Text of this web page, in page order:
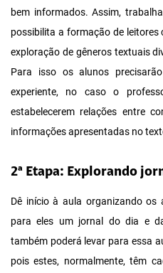
bem informados. Assim,
possibilita a formação de leitores
exploração de gêneros textuais
Para isso os alunos
experiente, no caso o
estabelecerem relações entre
informações apresentadas no
2ª Etapa: Explorando
Dê início à aula organizando os
para eles um jornal do dia e
também poderá levar para essa
pois estes, normalmente, têm